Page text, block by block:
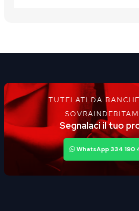
TUTELATI DA
Segnalaci il tuo
WhatsApp 334 190